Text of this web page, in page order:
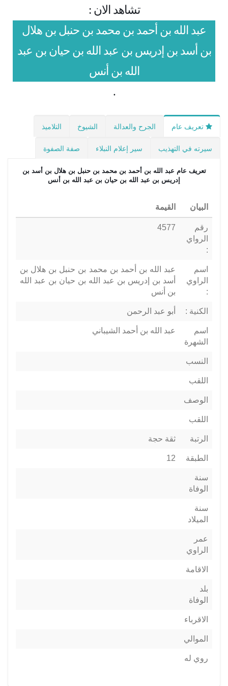
تشاهد الان :
عبد الله بن أحمد بن محمد بن حنبل بن هلال
بن أسد بن إدريس بن عبد الله بن حيان بن عبد
الله بن أنس
.
تعريف عام الجرح والعدالة الشيوخ التلاميذ
سيرته في التهذيب سير إعلام النبلاء صفة الصفوة
تعريف عام عبد الله بن أحمد بن محمد بن حنبل بن هلال بن أسد بن
إدريس بن عبد الله بن حيان بن عبد الله بن أنس
البيان القيمة
رقم
الرواي
:
4577
اسم
الراوي
:
عبد الله بن أحمد بن محمد بن حنبل بن هلال بن
أسد بن إدريس بن عبد الله بن حيان بن عبد الله
بن أنس
الكنية : أبو عبد الرحمن
اسم
الشهرة
عبد الله بن أحمد الشيباني
النسب
اللقب
الوصف
اللقب
الرتبة ثقة حجة
الطبقة 12
سنة
الوفاة
سنة
الميلاد
عمر
الراوي
الاقامة
بلد
الوفاة
الاقرباء
الموالي
روي له